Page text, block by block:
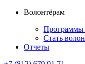
Волонтёрам
Программы
Стать
Отчеты